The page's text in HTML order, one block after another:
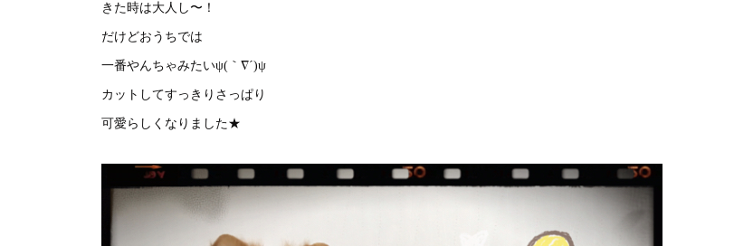
きた時は大人し〜！
だけどおうちでは
一番やんちゃみたいψ(｀∇´)ψ
カットしてすっきりさっぱり
可愛らしくなりました★